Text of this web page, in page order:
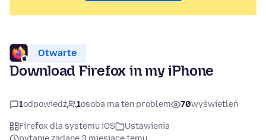
Otwarte
Download Firefox in my iPhone
1odpowiedź 1osoba ma ten problem 70wyświetleń
Firefox dla systemu iOS
Ustawienia